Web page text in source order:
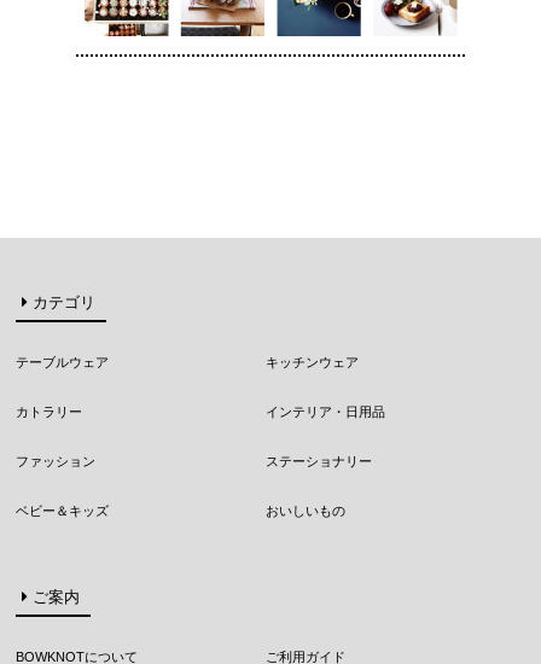
カテゴリ
テーブルウェア キッチンウェア
カトラリー インテリア・日用品
ファッション ステーショナリー
ベビー＆キッズ おいしいもの
ご案内
BOWKNOTについて ご利用ガイド